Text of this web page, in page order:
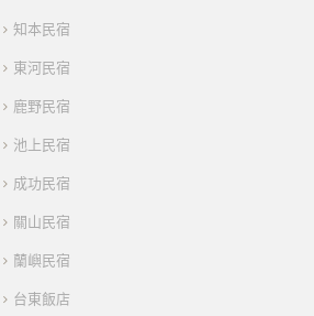
知本民宿
東河民宿
鹿野民宿
池上民宿
成功民宿
關山民宿
蘭嶼民宿
台東飯店